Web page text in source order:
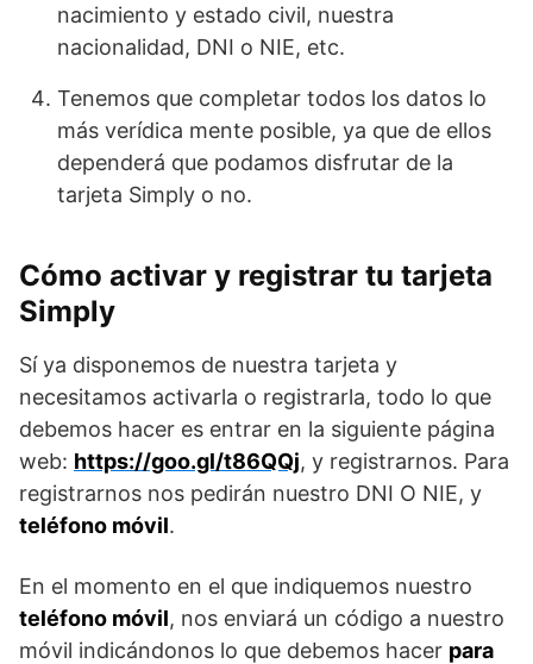
nacimiento y estado civil, nuestra
nacionalidad, DNI o NIE, etc.
Tenemos que completar todos los datos lo
más verídica mente posible, ya que de ellos
dependerá que podamos disfrutar de la
tarjeta Simply o no.
Cómo activar y registrar tu tarjeta
Simply
Sí ya disponemos de nuestra tarjeta y
necesitamos activarla o registrarla, todo lo que
debemos hacer es entrar en la siguiente página
web: https://goo.gl/t86QQj, y registrarnos. Para
registrarnos nos pedirán nuestro DNI O NIE, y
teléfono móvil.
En el momento en el que indiquemos nuestro
teléfono móvil, nos enviará un código a nuestro
móvil indicándonos lo que debemos hacer para